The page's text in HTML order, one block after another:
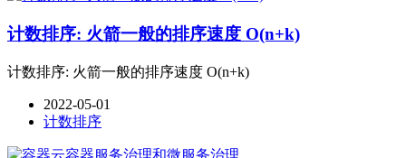
计数排序: 火箭一般的排序速度 O(n+k)
计数排序: 火箭一般的排序速度 O(n+k)
2022-05-01
计数排序